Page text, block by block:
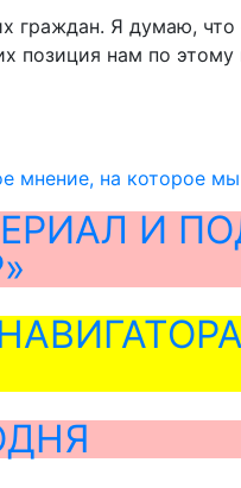
граждан. Я думаю, что
нам по этому
мнение, на которое
И